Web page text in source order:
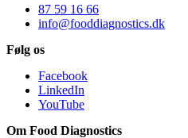
87 59 16 66
info@fooddiagnostics.dk
Følg os
Facebook
LinkedIn
YouTube
Om Food Diagnostics